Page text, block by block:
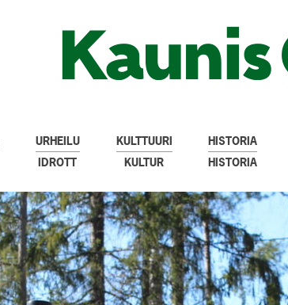
URHEILU
IDROTT
KULTTUURI
KULTUR
HISTORIA
HISTORIA